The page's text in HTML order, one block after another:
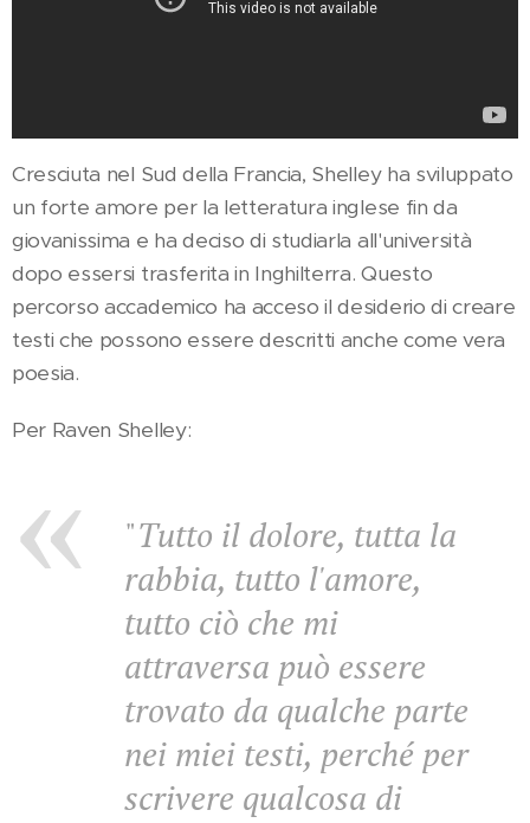
Cresciuta nel Sud della Francia, Shelley ha sviluppato
un forte amore per la letteratura inglese fin da
giovanissima e ha deciso di studiarla all'università
dopo essersi trasferita in Inghilterra. Questo
percorso accademico ha acceso il desiderio di creare
testi che possono essere descritti anche come vera
poesia.
Per Raven Shelley:
"Tutto il dolore, tutta la
rabbia, tutto l'amore,
tutto ciò che mi
attraversa può essere
trovato da qualche parte
nei miei testi, perché per
scrivere qualcosa di